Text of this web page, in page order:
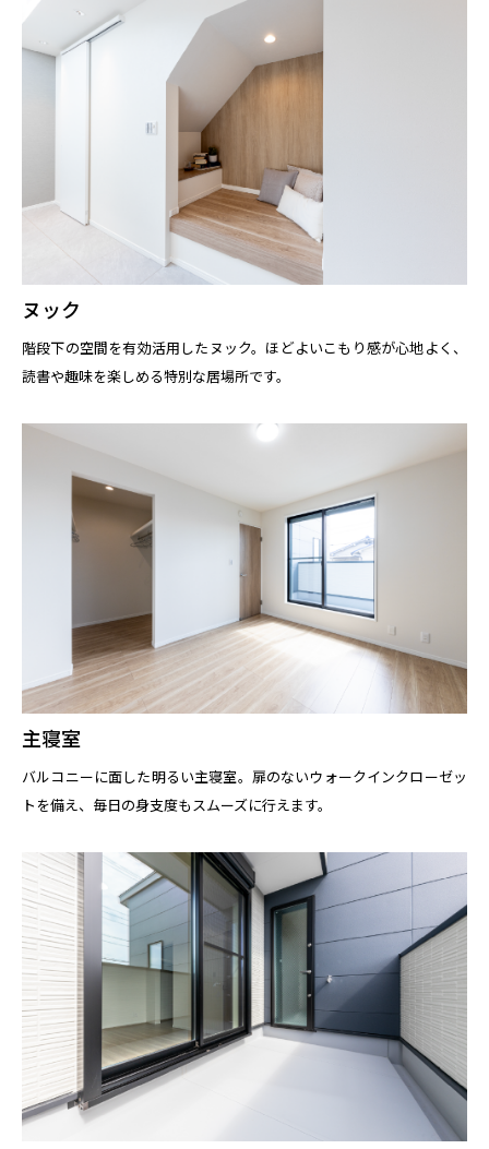
ヌック
階段下の空間を有効活用したヌック。ほどよいこもり感が心地よく、
読書や趣味を楽しめる特別な居場所です。
主寝室
バルコニーに面した明るい主寝室。扉のないウォークインクローゼッ
トを備え、毎日の身支度もスムーズに行えます。